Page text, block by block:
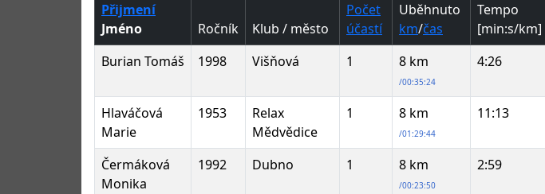
Přijmení
Jméno
Ročník Klub / město
Počet
účastí
Uběhnuto
km/čas
Tempo
[min:s/km]
Burian Tomáš
1998 Višňová 1 8 km
/00:35:24
4:26
Hlaváčová
Marie
1953
Relax
Mědvědice
1 8 km
/01:29:44
11:13
Čermáková
Monika
1992 Dubno 1 8 km
/00:23:50
2:59